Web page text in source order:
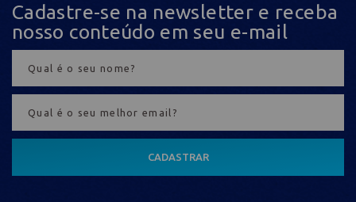
Cadastre-se na newsletter e receba
nosso conteúdo em seu e-mail
CADASTRAR